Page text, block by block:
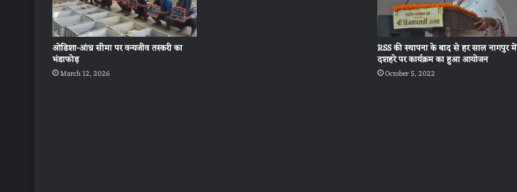
ओडिशा-आंध्र सीमा पर वन्यजीव तस्करी का
भंडाफोड़
March 12, 2026
RSS की स्थापना के बाद से हर साल नागपुर में
दशहरे पर कार्यक्रम का हुआ आयोजन
October 5, 2022